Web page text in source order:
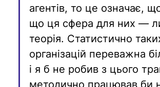
агентів, то це означає,
що ця сфера для них —
теорія. Статистично
організацій переважна
і я б не робив з цього